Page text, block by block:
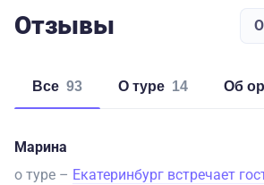
Отзывы
Все 93 о туре 14 об
Марина
о туре – Екатеринбург встречает